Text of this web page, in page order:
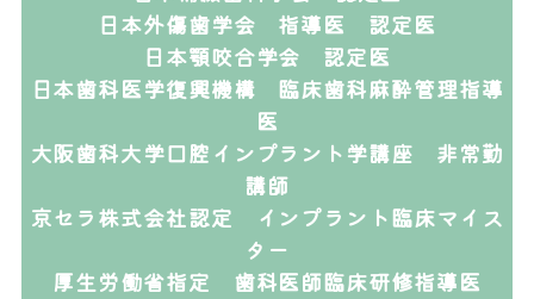
日本外傷歯学会 指導医 認定医
日本顎咬合学会 認定医
日本歯科医学復興機構 臨床歯科麻酔管理指導
医
大阪歯科大学口腔インプラント学講座 非常勤
講師
京セラ株式会社認定 インプラント臨床マイス
ター
厚生労働省指定 歯科医師臨床研修指導医